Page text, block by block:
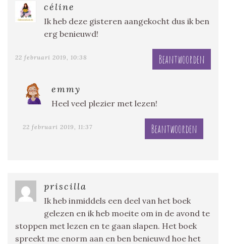
céline
Ik heb deze gisteren aangekocht dus ik ben
erg benieuwd!
22 februari 2019, 10:38 Beantwoorden
emmy
Heel veel plezier met lezen!
22 februari 2019, 11:37 Beantwoorden
priscilla
Ik heb inmiddels een deel van het boek
gelezen en ik heb moeite om in de avond te
stoppen met lezen en te gaan slapen. Het boek
spreekt me enorm aan en ben benieuwd hoe het